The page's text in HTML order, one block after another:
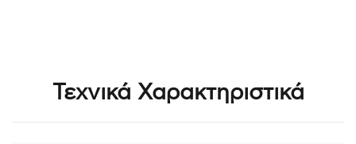
Τεχνικά Χαρακτηριστικά